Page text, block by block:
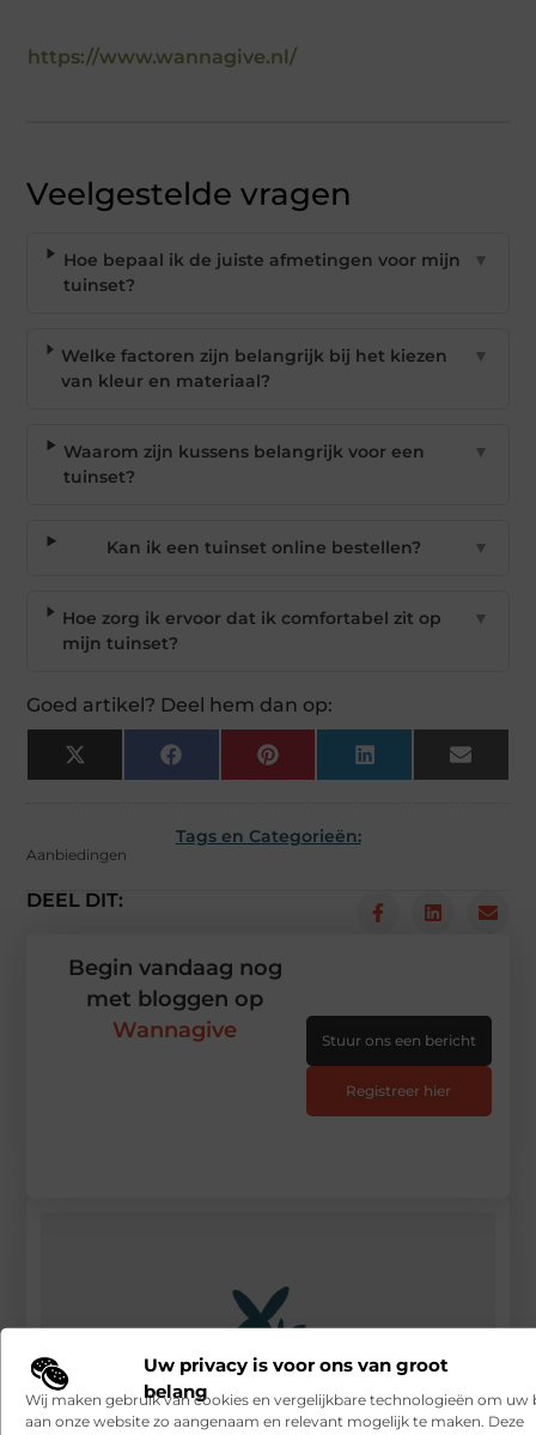
Uw privacy is voor ons van groot
belang
Wij maken gebruik van cookies en vergelijkbare technologieën om uw
aan onze website zo aangenaam en relevant mogelijk te maken. Deze
https://www.wannagive.nl/
Veelgestelde vragen
Hoe bepaal ik de juiste afmetingen voor mijn
tuinset?
▼
Welke factoren zijn belangrijk bij het kiezen
van kleur en materiaal?
▼
Waarom zijn kussens belangrijk voor een
tuinset?
▼
Kan ik een tuinset online bestellen? ▼
Hoe zorg ik ervoor dat ik comfortabel zit op
mijn tuinset?
▼
Goed artikel? Deel hem dan op:
X
(Twitter)
Facebook Pinterest LinkedIn Email
Tags en Categorieën:
Aanbiedingen
DEEL DIT:
Begin vandaag nog
met bloggen op
Wannagive
Stuur ons een bericht
Registreer hier